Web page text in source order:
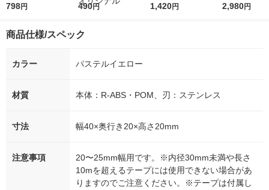
袋(10巻)
798円
r（ロハコウォータ
シ） オリジナル
490円
レス 500ml 1箱（24
1,420円
ななつぼし 無
2,980円
商品仕様/スペック
カラー パステルイエロー
材質 本体：R-ABS・POM、刃：ステンレス
寸法 幅40×奥行き20×高さ20mm
注意事項
20〜25mm幅用です。※内径30mm未満や長さ
10mを超えるテープには使用できない場合があ
りますのでご注意ください。※テープは付属し